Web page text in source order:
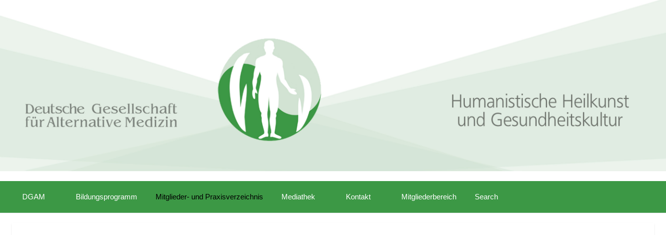
DGAM Bildungsprogramm Mitglieder- und Praxisverzeichnis Mediathek Kontakt Mitgliederbereich Search